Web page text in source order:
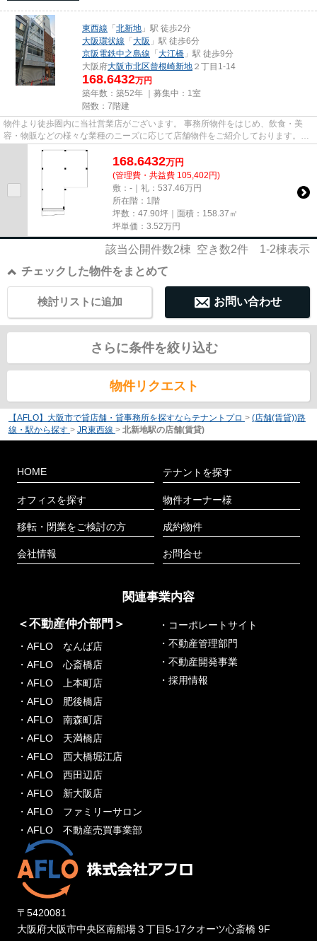
東西線 「北新地 」駅 徒歩2分
大阪環状線 「大阪 」駅 徒歩6分
京阪電鉄中之島線 「大江橋 」駅 徒歩9分
大阪府大阪市北区曾根崎新地 ２丁目1-14
168.6432万円
築年数：築52年 ｜募集中： 1室
階数：7階建
物件より徒歩圏内に当社営業店がございます。 事務所物件をはじめ、飲食・美
容・物販などの様々な業種のニーズに応じて店舗物件をご紹介しております。
尚、弊社ではおとり広告は一切...
168.6432万円
(管理費・共益費 105,402円)
敷：-｜礼：537.46万円
所在階：1階
坪数：47.90坪｜面積：158.37㎡
坪単価： 3.52万円
該当公開件数2棟 空き数2件 1-2棟表示
チェックした物件をまとめて
お問い合わせ
検討リストに追加
さらに条件を絞り込む
物件リクエスト
【AFLO】大阪市で貸店舗・貸事務所を探すならテナントプロ > (店舗(賃貸))路
線・駅から探す > JR東西線 > 北新地駅の店舗(賃貸)
HOME
オフィスを探す
移転・閉業をご検討の方
会社情報
テナントを探す
物件オーナー様
成約物件
お問合せ
関連事業内容
＜不動産仲介部門＞
・AFLO なんば店
・AFLO 心斎橋店
・AFLO 上本町店
・AFLO 肥後橋店
・AFLO 南森町店
・AFLO 天満橋店
・AFLO 西大橋堀江店
・AFLO 西田辺店
・AFLO 新大阪店
・AFLO ファミリーサロン
・AFLO 不動産売買事業部
・コーポレートサイト
・不動産管理部門
・不動産開発事業
・採用情報
〒5420081
大阪府大阪市中央区南船場３丁目5-17クオーツ心斎橋 9F